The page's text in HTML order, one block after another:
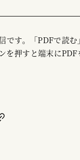
す。「PDFで読
を押すと端末に